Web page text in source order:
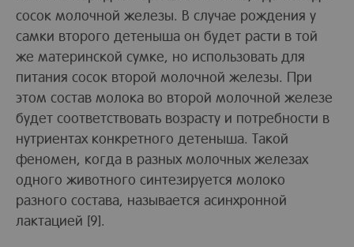
сосок молочной железы. В случае рождения у
самки второго детеныша он будет расти в той
же материнской сумке, но использовать для
питания сосок второй молочной железы. При
этом состав молока во второй молочной железе
будет соответствовать возрасту и потребности в
нутриентах конкретного детеныша. Такой
феномен, когда в разных молочных железах
одного животного синтезируется молоко
разного состава, называется асинхронной
лактацией [9].